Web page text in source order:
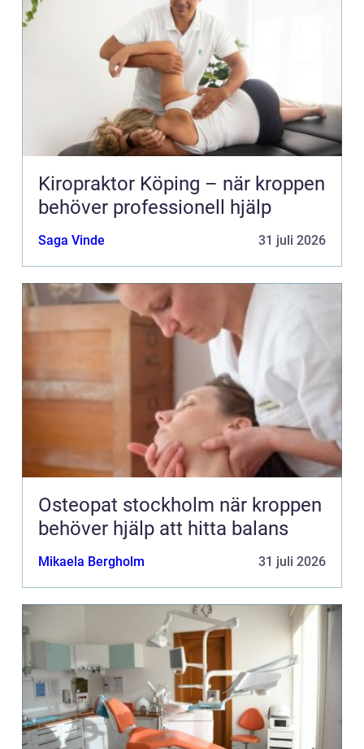
Kiropraktor Köping – när kroppen
behöver professionell hjälp
Saga Vinde 31 juli 2026
Osteopat stockholm när kroppen
behöver hjälp att hitta balans
Mikaela Bergholm 31 juli 2026